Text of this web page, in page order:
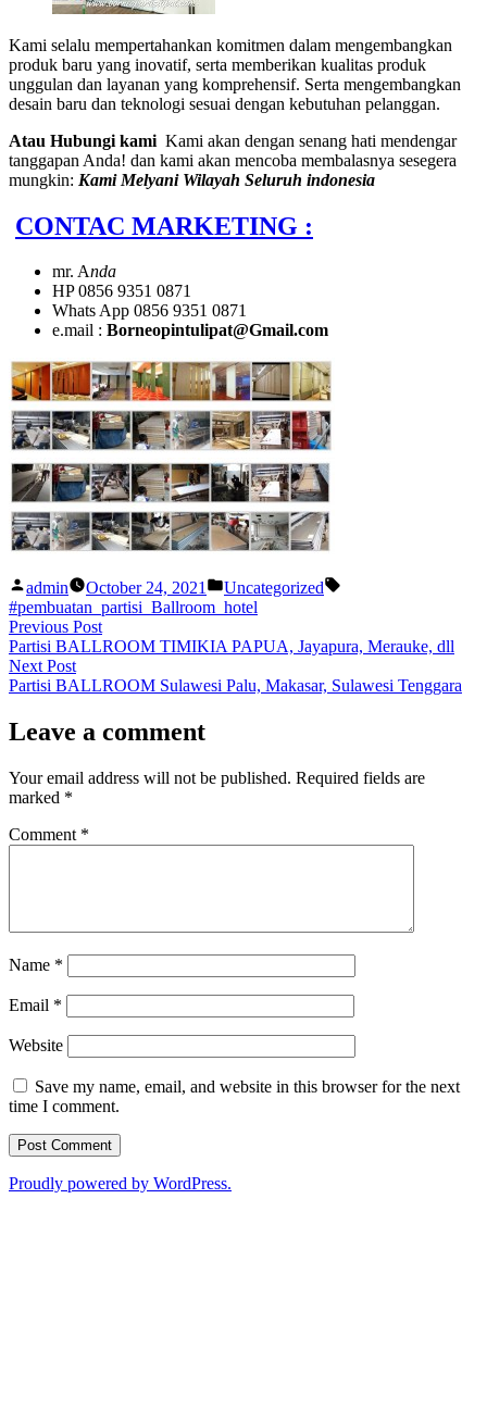
Kami selalu mempertahankan komitmen dalam mengembangkan
produk baru yang inovatif, serta memberikan kualitas produk
unggulan dan layanan yang komprehensif. Serta mengembangkan
desain baru dan teknologi sesuai dengan kebutuhan pelanggan.
Atau Hubungi kami Kami akan dengan senang hati mendengar
tanggapan Anda! dan kami akan mencoba membalasnya sesegera
mungkin: Kami Melyani Wilayah Seluruh indonesia
CONTAC MARKETING :
mr. Anda
HP 0856 9351 0871
Whats App 0856 9351 0871
e.mail : Borneopintulipat@Gmail.com
Posted
by
admin October 24, 2021
Posted
in
Uncategorized
#pembuatan_partisi_Ballroom_hotel
Post
navigation
Previous PostPrevious
post:
Partisi BALLROOM TIMIKIA PAPUA, Jayapura, Merauke, dll
Next PostNext
post:
Partisi BALLROOM Sulawesi Palu, Makasar, Sulawesi Tenggara
Leave a comment
Your email address will not be published. Required fields are
marked *
Comment *
Name *
Email *
Website
Save my name, email, and website in this browser for the next
time I comment.
Proudly powered by WordPress.